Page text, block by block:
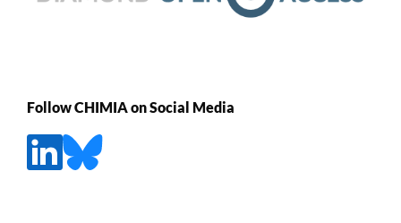
Follow CHIMIA on Social Media